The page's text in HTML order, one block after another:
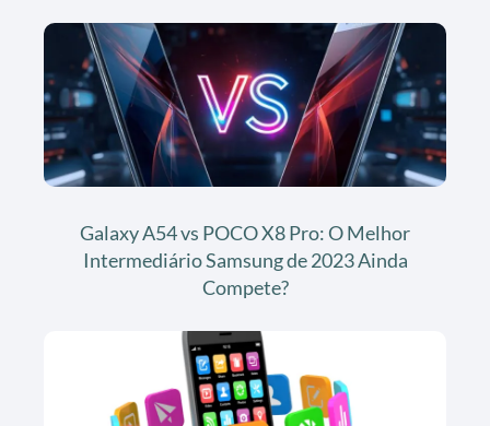
Galaxy A54 vs POCO X8 Pro: O Melhor
Intermediário Samsung de 2023 Ainda
Compete?